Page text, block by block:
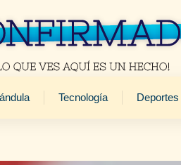
Tecnología Deportes